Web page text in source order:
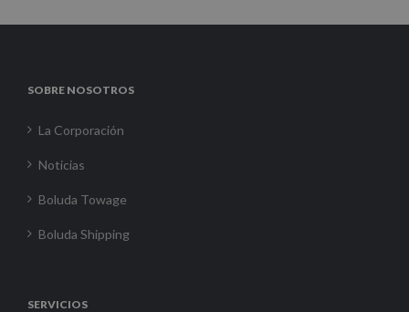
SOBRE NOSOTROS
La Corporación
Noticias
Boluda Towage
Boluda Shipping
SERVICIOS